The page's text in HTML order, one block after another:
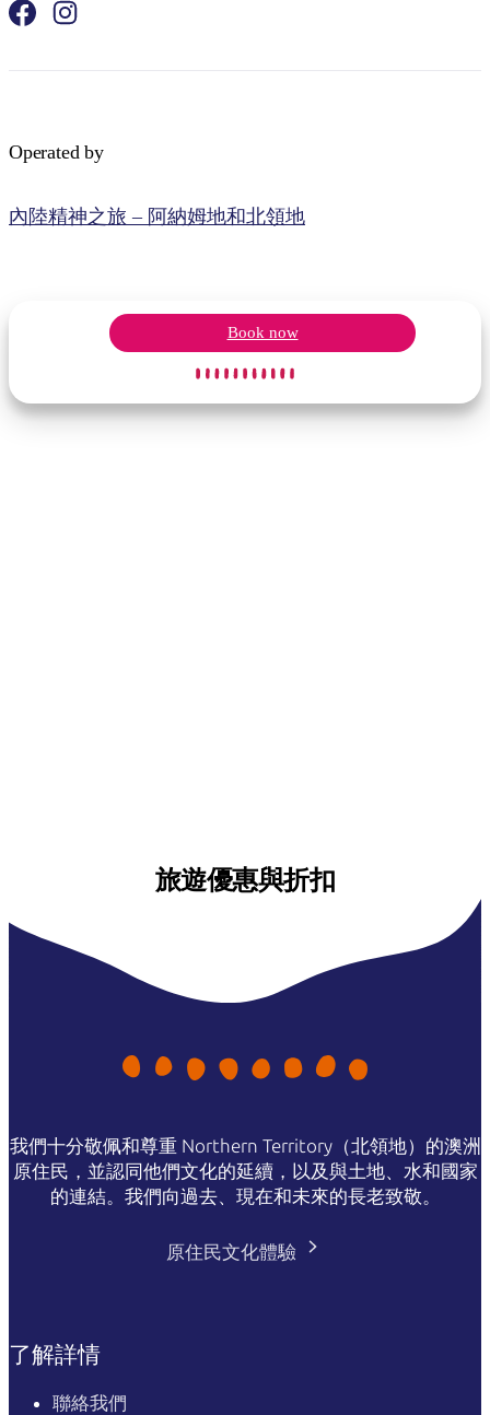
Operated by
內陸精神之旅 – 阿納姆地和北領地
Book now
旅遊優惠與折扣
我們十分敬佩和尊重 Northern Territory（北領地）的澳洲
原住民，並認同他們文化的延續，以及與土地、水和國家
的連結。我們向過去、現在和未來的長老致敬。
原住民文化體驗
了解詳情
聯絡我們